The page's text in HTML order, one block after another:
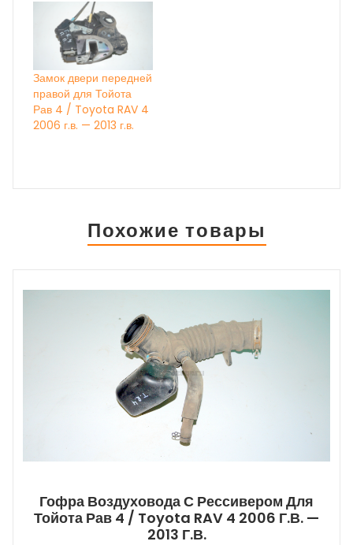
Замок двери передней
правой для Тойота
Рав 4 / Toyota RAV 4
2006 г.в. — 2013 г.в.
Похожие товары
Гофра Воздуховода С Рессивером Для
Тойота Рав 4 / Toyota RAV 4 2006 Г.в. —
2013 Г.в.